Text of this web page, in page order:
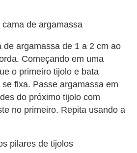
de argamassa
de argamassa de 1 a 2 cm ao
Começando em uma
o primeiro tijolo e bata
fixa. Passe argamassa em
do próximo tijolo com
no primeiro. Repita usando a
pilares de tijolos